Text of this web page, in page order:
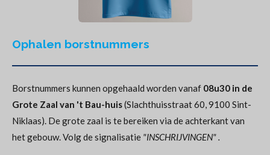
Ophalen borstnummers
Borstnummers kunnen opgehaald worden vanaf 08u30 in de
Grote Zaal van 't Bau-huis(Slachthuisstraat 60, 9100 Sint-
Niklaas). De grote zaal is te bereiken via de achterkant van
het gebouw. Volg de signalisatie "INSCHRIJVINGEN" .